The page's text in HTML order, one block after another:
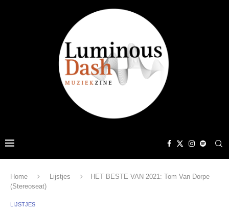
Home Lijstjes
HET BESTE VAN 2021: Tom Van Dorpe
(Stereoseat)
LIJSTJES